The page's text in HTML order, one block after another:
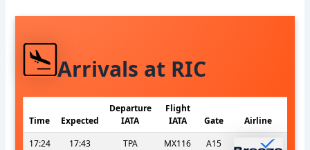
Arrivals at RIC
Time Expected
Departure
IATA
Flight
IATA
Gate
Airline
17:24
17:43 TPA MX116 A15